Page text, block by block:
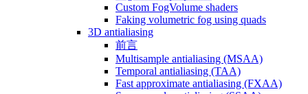
Custom FogVolume shaders
Faking volumetric fog using quads
3D antialiasing
前言
Multisample antialiasing (MSAA)
Temporal antialiasing (TAA)
Fast approximate antialiasing (FXAA)